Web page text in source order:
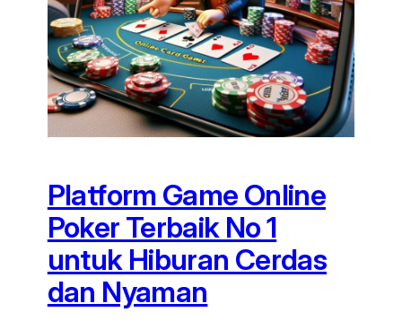
Platform Game Online
Poker Terbaik No 1
untuk Hiburan Cerdas
dan Nyaman